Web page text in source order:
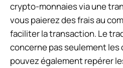
crypto-monnaiesvia une
vous paierez des frais au
faciliter la transaction. Le
concerne pas seulement
pouvez également repérer